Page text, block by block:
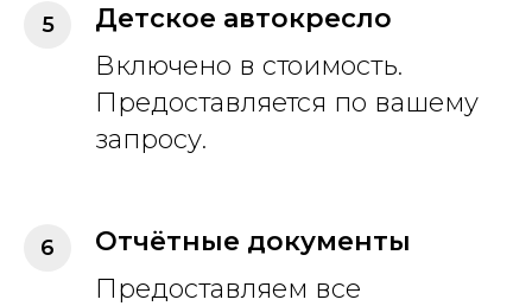
Детское автокресло
Включено в стоимость.
Предоставляется по вашему
запросу.
Отчётные документы
Предоставляем все